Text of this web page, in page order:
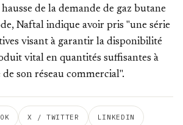
de la demande de gaz butane
Naftal indique avoir pris "une série
visant à garantir la disponibilité
vital en quantités suffisantes à
son réseau commercial".
X / TWITTER LINKEDIN